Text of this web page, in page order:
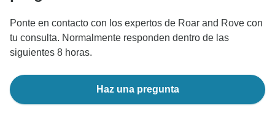
Ponte en contacto con los expertos de Roar and Rove con
tu consulta. Normalmente responden dentro de las
siguientes 8 horas.
Haz una pregunta